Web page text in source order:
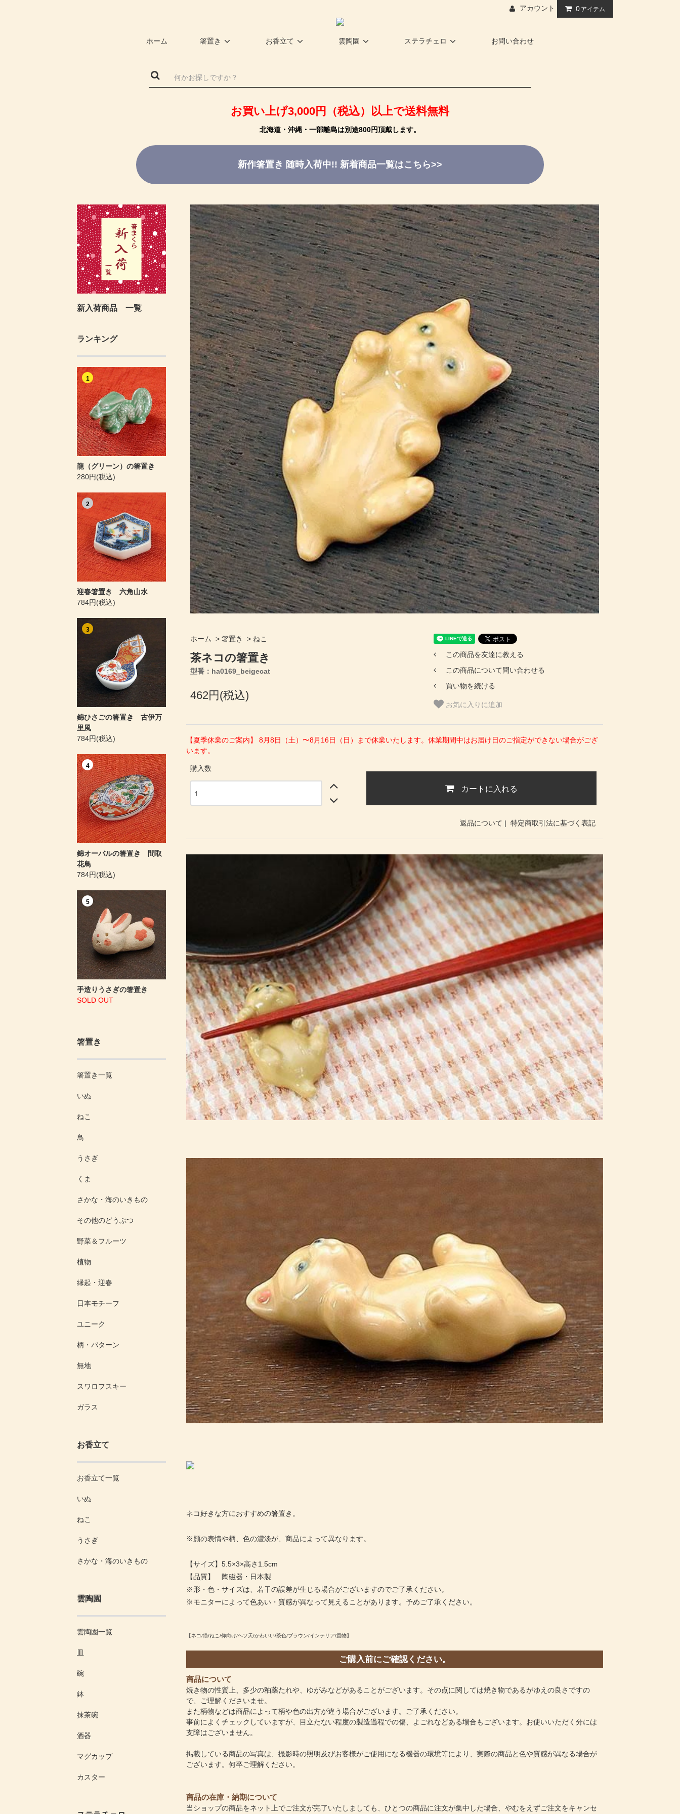
アカウント 0 アイテム
ホーム 箸置き お香立て 雲陶園 ステラチェロ お問い合わせ
お買い上げ3,000円（税込）以上で送料無料
北海道・沖縄・一部離島は別途800円頂戴します。
新作箸置き 随時入荷中!! 新着商品一覧はこちら>>
新入荷商品 一覧
ランキング
1
龍（グリーン）の箸置き
280円(税込)
2
迎春箸置き 六角山水
784円(税込)
3
錦ひさごの箸置き 古伊万
里風
784円(税込)
4
錦オーバルの箸置き 間取
花鳥
784円(税込)
5
手造りうさぎの箸置き
SOLD OUT
箸置き
箸置き一覧
いぬ
ねこ
鳥
うさぎ
くま
さかな・海のいきもの
その他のどうぶつ
野菜＆フルーツ
植物
縁起・迎春
日本モチーフ
ユニーク
柄・パターン
無地
スワロフスキー
ガラス
お香立て
お香立て一覧
いぬ
ねこ
うさぎ
さかな・海のいきもの
雲陶園
雲陶園一覧
皿
碗
鉢
抹茶碗
酒器
マグカップ
カスター
ホーム >箸置き > ねこ
茶ネコの箸置き
型番：ha0169_beigecat
462円(税込)
この商品を友達に教える
この商品について問い合わせる
買い物を続ける
お気に入りに追加
【夏季休業のご案内】 8月8日（土）〜8月16日（日）まで休業いたします。休業期間中はお届け日のご指定ができない場合がござ
います。
購入数
カートに入れる
返品について | 特定商取引法に基づく表記
ネコ好きな方におすすめの箸置き。
※顔の表情や柄、色の濃淡が、商品によって異なります。
【サイズ】5.5×3×高さ1.5cm
【品質】 陶磁器・日本製
※形・色・サイズは、若干の誤差が生じる場合がございますのでご了承ください。
※モニターによって色あい・質感が異なって見えることがあります。予めご了承ください。
【ネコ/猫/ねこ/仰向け/ヘソ天/かわいい/茶色/ブラウン/インテリア/置物】
ご購入前にご確認ください。
商品について
焼き物の性質上、多少の釉薬たれや、ゆがみなどがあることがございます。その点に関しては焼き物であるがゆえの良さですの
で、ご理解くださいませ。
また柄物などは商品によって柄や色の出方が違う場合がございます。ご了承ください。
事前によくチェックしていますが、目立たない程度の製造過程での傷、よごれなどある場合もございます。お使いいただく分には
支障はございません。
掲載している商品の写真は、撮影時の照明及びお客様がご使用になる機器の環境等により、実際の商品と色や質感が異なる場合が
ございます。何卒ご理解ください。
商品の在庫・納期について
当ショップの商品をネット上でご注文が完了いたしましても、ひとつの商品に注文が集中した場合、やむをえずご注文をキャンセ